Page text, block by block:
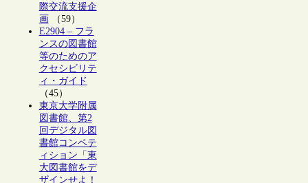
際交流支援企
画 （59）
E2904 – フラ
ンスの図書館
等のためのア
クセシビリテ
ィ・ガイド
（45）
東京大学附属
図書館、第2
回デジタル図
書館コンペテ
ィション「東
大図書館をデ
ザインせよ！